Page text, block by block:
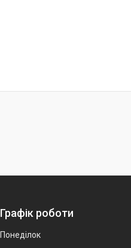
Графік роботи
Понеділок